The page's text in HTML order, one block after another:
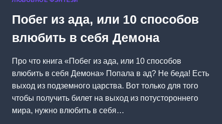
Побег из ада, или 10 способов
влюбить в себя Демона
Про что книга «Побег из ада, или 10 способов
влюбить в себя Демона» Попала в ад? Не беда! Есть
выход из подземного царства. Вот только для того
чтобы получить билет на выход из потустороннего
мира, нужно влюбить в себя…